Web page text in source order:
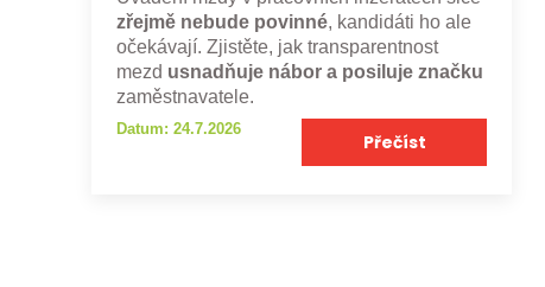
zřejmě nebude povinné, kandidáti ho ale
očekávají. Zjistěte, jak transparentnost
mezd usnadňuje nábor a posiluje značku
zaměstnavatele.
Datum: 24.7.2026
Přečíst